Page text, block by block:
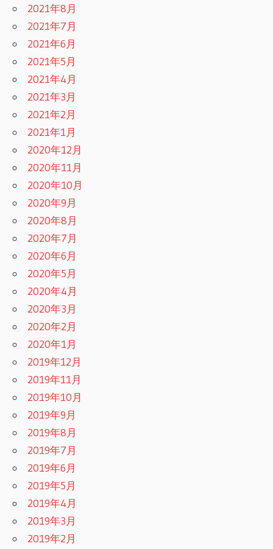
2021年8月
2021年7月
2021年6月
2021年5月
2021年4月
2021年3月
2021年2月
2021年1月
2020年12月
2020年11月
2020年10月
2020年9月
2020年8月
2020年7月
2020年6月
2020年5月
2020年4月
2020年3月
2020年2月
2020年1月
2019年12月
2019年11月
2019年10月
2019年9月
2019年8月
2019年7月
2019年6月
2019年5月
2019年4月
2019年3月
2019年2月